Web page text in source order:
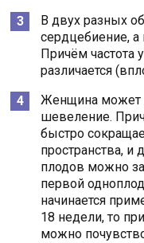
В двух разных
сердцебиение,
Причём частота
различается
Женщина может
шевеление.
быстро
пространства,
плодов можно
первой
начинается
18 недели, то
можно